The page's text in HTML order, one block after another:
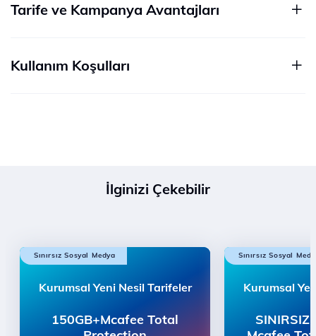
Tarife ve Kampanya Avantajları
Kullanım Koşulları
İlginizi Çekebilir
Sınırsız Sosyal Medya
Kurumsal Yeni Nesil Tarifeler
150GB+Mcafee Total
Sınırsız Sosyal
Kurumsal
SINIRSIZ